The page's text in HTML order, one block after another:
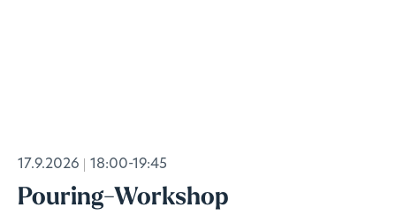
17.9.2026 18:00-19:45
Pouring-Workshop